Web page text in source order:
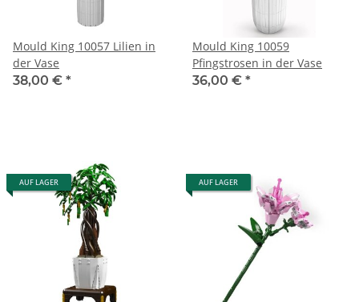
Mould King 10057 Lilien in
der Vase
38,00 € *
Mould King 10059
Pfingstrosen in der Vase
36,00 € *
AUF LAGER AUF LAGER